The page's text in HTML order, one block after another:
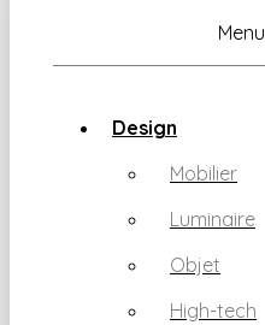
Menu
Design
Mobilier
Luminaire
Objet
High-tech